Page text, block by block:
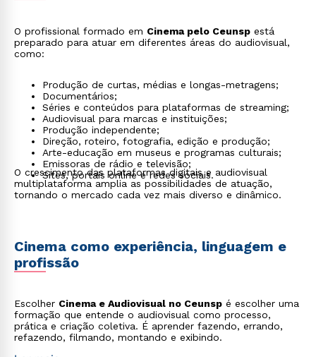
O profissional formado em Cinema pelo Ceunsp está
preparado para atuar em diferentes áreas do audiovisual,
como:
Produção de curtas, médias e longas-metragens;
Documentários;
Séries e conteúdos para plataformas de streaming;
Audiovisual para marcas e instituições;
Produção independente;
Direção, roteiro, fotografia, edição e produção;
Arte-educação em museus e programas culturais;
Emissoras de rádio e televisão;
Sites, portais online e redes sociais.
O crescimento das plataformas digitais e audiovisual
multiplataforma amplia as possibilidades de atuação,
tornando o mercado cada vez mais diverso e dinâmico.
Cinema como experiência, linguagem e
profissão
Escolher Cinema e Audiovisual no Ceunsp é escolher uma
formação que entende o audiovisual como processo,
prática e criação coletiva. É aprender fazendo, errando,
refazendo, filmando, montando e exibindo.